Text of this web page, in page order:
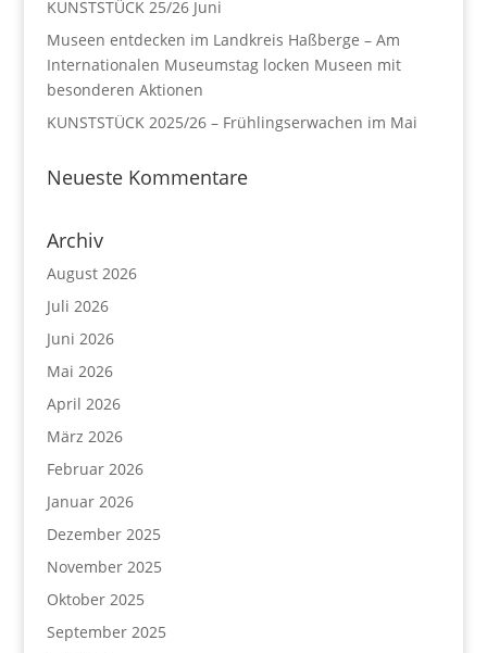
KUNSTSTÜCK 25/26 Juni
Museen entdecken im Landkreis Haßberge – Am
Internationalen Museumstag locken Museen mit
besonderen Aktionen
KUNSTSTÜCK 2025/26 – Frühlingserwachen im Mai
Neueste Kommentare
Archiv
August 2026
Juli 2026
Juni 2026
Mai 2026
April 2026
März 2026
Februar 2026
Januar 2026
Dezember 2025
November 2025
Oktober 2025
September 2025